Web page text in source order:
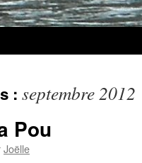
: septembre 2012
Pou
Joëlle